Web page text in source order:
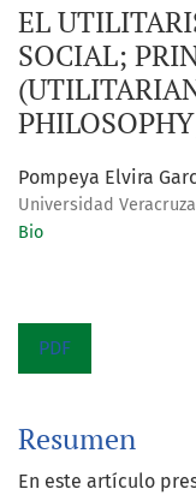
EL
SOCIAL;
Pompeya Elvira
Universidad
Bio
PDF
Resumen
En este artículo